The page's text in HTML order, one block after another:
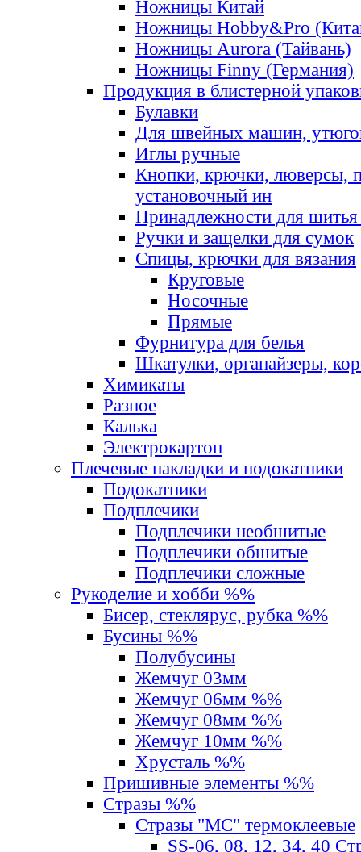
Ножницы Китай
Ножницы Hobby&Pro
Ножницы Aurora (Тайвань)
Ножницы Finny (Германия)
Продукция в блистерной
Булавки
Для швейных машин,
Иглы ручные
Кнопки, крючки, люверсы,
установочный ин
Принадлежности для шитья
Ручки и защелки для сумок
Спицы, крючки для вязания
Круговые
Носочные
Прямые
Фурнитура для белья
Шкатулки, органайзеры,
Химикаты
Разное
Калька
Электрокартон
Плечевые накладки и подокатники
Подокатники
Подплечики
Подплечики необшитые
Подплечики обшитые
Подплечики сложные
Рукоделие и хобби %%
Бисер, стеклярус, рубка %%
Бусины %%
Полубусины
Жемчуг 03мм
Жемчуг 06мм %%
Жемчуг 08мм %%
Жемчуг 10мм %%
Хрусталь %%
Пришивные элементы %%
Стразы %%
Стразы "MС" термоклеевые
SS-06, 08, 12, 34, 40